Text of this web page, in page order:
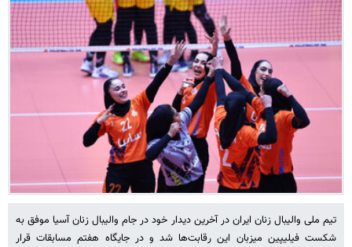
تیم ملی والیبال زنان ایران در آخرین دیدار خود در جام والیبال زنان آسیا موفق به
شکست فیلیپین میزبان این رقابت‌ها شد و در جایگاه هفتم مسابقات قرار